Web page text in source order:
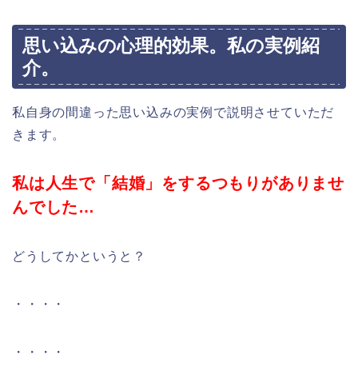
思い込みの心理的効果。私の実例紹
介。
私自身の間違った思い込みの実例で説明させていただ
きます。
私は人生で「結婚」をするつもりがありませ
んでした…
どうしてかというと？
・・・・
・・・・